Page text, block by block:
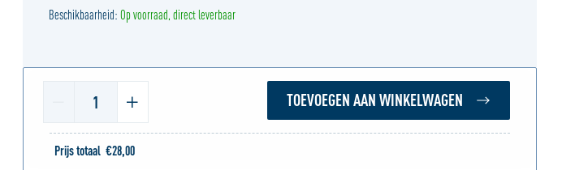
Beschikbaarheid: Op voorraad, direct leverbaar
TOEVOEGEN AAN WINKELWAGEN
1
Prijs totaal €28,00